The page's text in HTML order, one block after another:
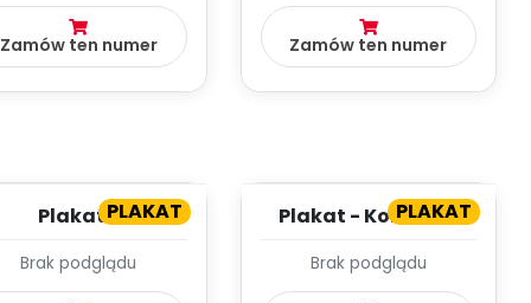
Zamów ten numer Zamów ten numer
PLAKAT
Plakat -
Brak podglądu
PLAKAT
Plakat - Kolorowe
Brak podglądu